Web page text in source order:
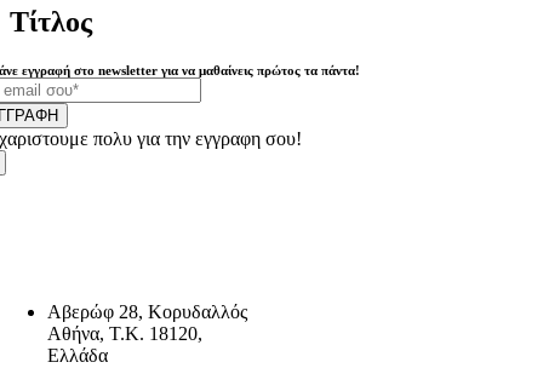
Τίτλος
εγγραφή στο newsletter για να μαθαίνεις πρώτος τα πάντα!
πολυ για την εγγραφη σου!
Αβερώφ 28, Κορυδαλλός
Αθήνα, Τ.Κ. 18120,
Ελλάδα